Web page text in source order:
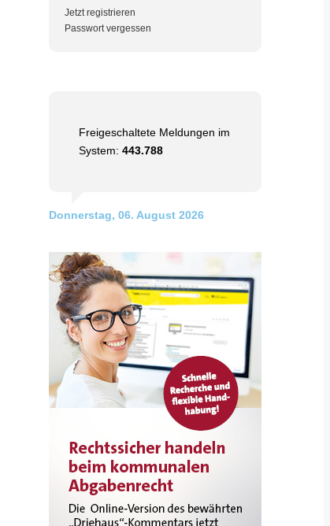
Jetzt registrieren
Passwort vergessen
Freigeschaltete Meldungen im
System: 443.788
Donnerstag, 06. August 2026